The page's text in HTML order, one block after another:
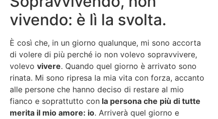
vivendo: è lì la svolta.
È così che, in un giorno qualunque, mi sono accorta
di volere di più perché io non volevo sopravvivere,
volevo vivere. Quando quel giorno è arrivato sono
rinata. Mi sono ripresa la mia vita con forza, accanto
alle persone che hanno deciso di restare al mio
fianco e soprattutto con la persona che più di tutte
merita il mio amore: io. Arriverà quel giorno e